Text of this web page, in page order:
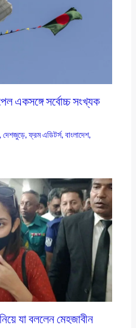
একসঙ্গে সর্বোচ্চ সংখ্যক
,দেশজুড়ে,ফ্রম এডিটর্স,বাংলাদেশ,
যা বললেন মেহজাবীন